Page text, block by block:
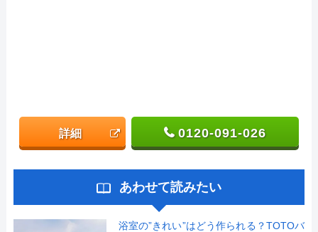
詳細 0120-091-026
あわせて読みたい
浴室の”きれい”はどう作られる？TOTOバ